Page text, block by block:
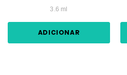
3.6 ml
ADICIONAR